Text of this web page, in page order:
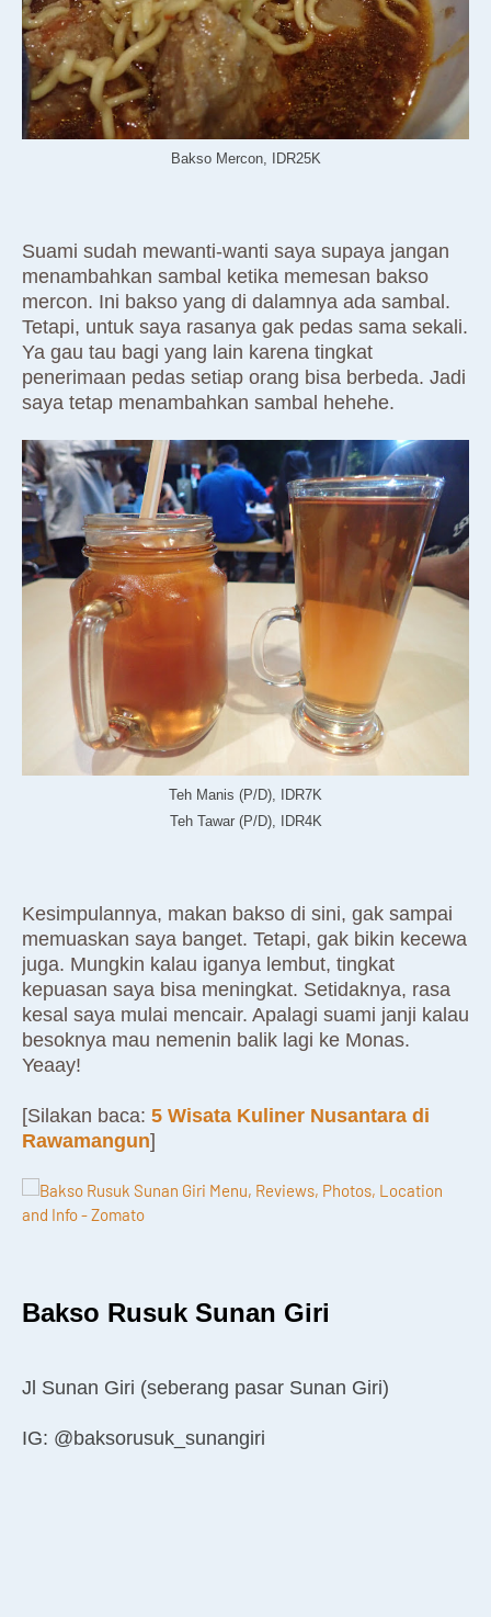
Bakso Mercon, IDR25K
Suami sudah mewanti-wanti saya supaya jangan
menambahkan sambal ketika memesan bakso
mercon. Ini bakso yang di dalamnya ada sambal.
Tetapi, untuk saya rasanya gak pedas sama sekali.
Ya gau tau bagi yang lain karena tingkat
penerimaan pedas setiap orang bisa berbeda. Jadi
saya tetap menambahkan sambal hehehe.
Teh Manis (P/D), IDR7K
Teh Tawar (P/D), IDR4K
Kesimpulannya, makan bakso di sini, gak sampai
memuaskan saya banget. Tetapi, gak bikin kecewa
juga. Mungkin kalau iganya lembut, tingkat
kepuasan saya bisa meningkat. Setidaknya, rasa
kesal saya mulai mencair. Apalagi suami janji kalau
besoknya mau nemenin balik lagi ke Monas.
Yeaay!
[Silakan baca: 5 Wisata Kuliner Nusantara di
Rawamangun]
Bakso Rusuk Sunan Giri
Jl Sunan Giri (seberang pasar Sunan Giri)
IG: @baksorusuk_sunangiri